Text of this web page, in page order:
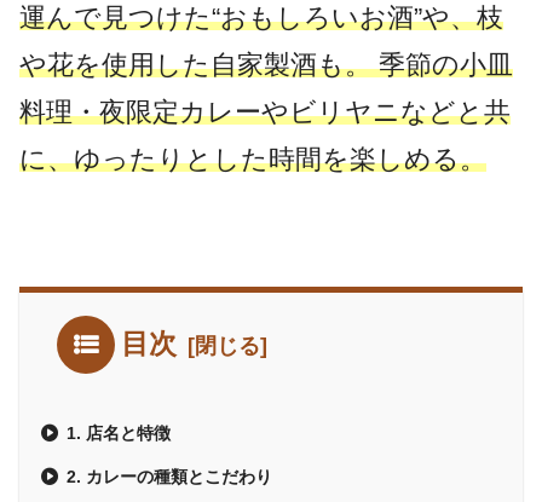
運んで見つけた“おもしろいお酒”や、枝
や花を使用した自家製酒も。 季節の小皿
料理・夜限定カレーやビリヤニなどと共
に、ゆったりとした時間を楽しめる。
目次
1. 店名と特徴
2. カレーの種類とこだわり